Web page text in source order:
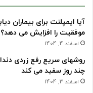
آیا ایمپلنت برای
موفقیت را افزایش می دهد؟
اسفند 4, 1404
روشهای سریع رفع زردی
چند روز سفید می کند
اسفند 3, 1404